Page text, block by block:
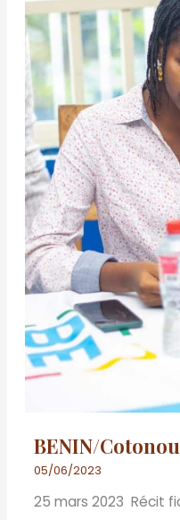
BENIN/Cotonou
05/06/2023
25 mars 2023 Récit